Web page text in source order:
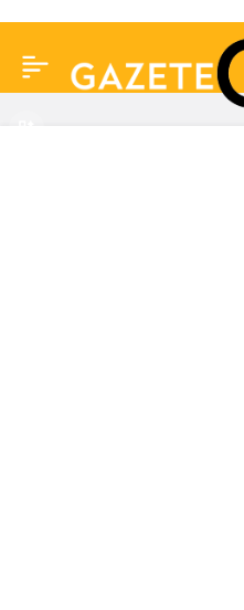
şifayı paylaştı! “Bunu